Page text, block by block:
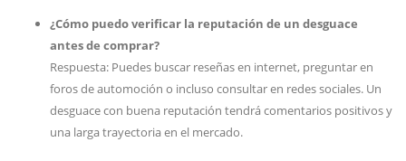
¿Cómo puedo verificar la reputación de un desguace
antes de comprar?
Respuesta: Puedes buscar reseñas en internet, preguntar en
foros de automoción o incluso consultar en redes sociales. Un
desguace con buena reputación tendrá comentarios positivos y
una larga trayectoria en el mercado.